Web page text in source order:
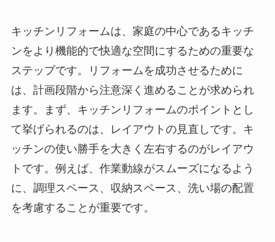
キッチンリフォームは、家庭の中心であるキッチ
ンをより機能的で快適な空間にするための重要な
ステップです。リフォームを成功させるために
は、計画段階から注意深く進めることが求められ
ます。まず、キッチンリフォームのポイントとし
て挙げられるのは、レイアウトの見直しです。キ
ッチンの使い勝手を大きく左右するのがレイアウ
トです。例えば、作業動線がスムーズになるよう
に、調理スペース、収納スペース、洗い場の配置
を考慮することが重要です。